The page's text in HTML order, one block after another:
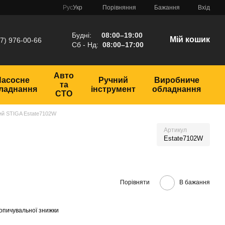
РусУкр Порівняння Бажання Вхід
976-00-66
Будні: 08:00–19:00
Сб - Нд: 08:00–17:00
Мій кошик
Авто
та
СТО
Ручний
інструмент
Виробниче
обладнання
STIGA Estate7102W
Артикул
Estate7102W
Порівняти В бажання
знижки